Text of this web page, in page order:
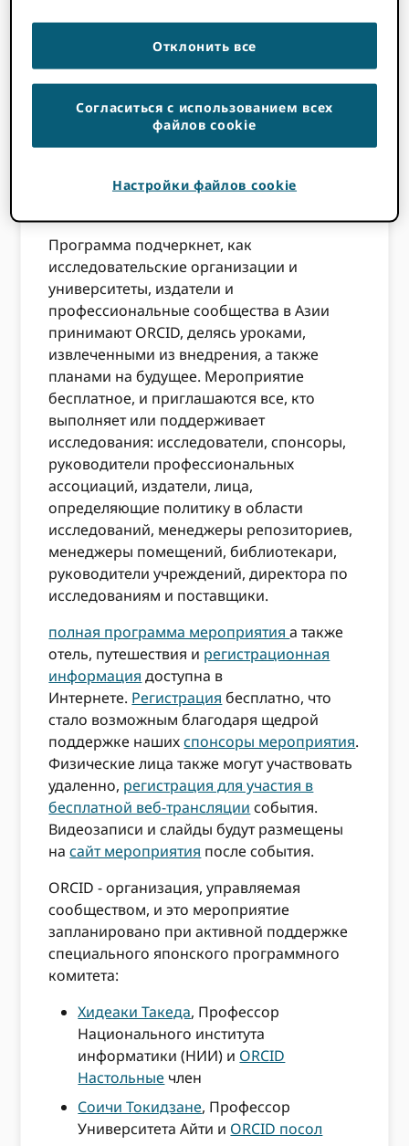
Присоединяйтесь к нам на следующей
информационной встрече 4 ноября 2014
организованоНациональный институт
Программа подчеркнет, как
исследовательские организации и
университеты, издатели и
профессиональные сообщества в Азии
принимают ORCID, делясь уроками,
извлеченными из внедрения, а также
планами на будущее. Мероприятие
бесплатное, и приглашаются все, кто
выполняет или поддерживает
исследования: исследователи, спонсоры,
руководители профессиональных
ассоциаций, издатели, лица,
определяющие политику в области
исследований, менеджеры репозиториев,
менеджеры помещений, библиотекари,
руководители учреждений, директора по
исследованиям и поставщики.
полная программа мероприятияа также
отель, путешествия и регистрационная
информация доступна в
Интернете. Регистрация бесплатно, что
стало возможным благодаря щедрой
поддержке нашихспонсоры мероприятия.
Физические лица также могут участвовать
удаленно, регистрация для участия в
бесплатной веб-трансляции события.
Видеозаписи и слайды будут размещены
насайт мероприятия после события.
ORCID - организация, управляемая
сообществом, и это мероприятие
запланировано при активной поддержке
специального японского программного
комитета:
Хидеаки Такеда, Профессор
Национального института
информатики (НИИ) и ORCID
Настольные член
Соичи Токидзане, Профессор
Университета Айти и ORCID посол
Отклонить все
Согласиться с использованием всех
файлов cookie
Настройки файлов cookie